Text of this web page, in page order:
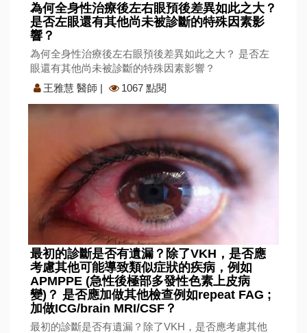
為何全身性治療後左右眼預後差異如此之大？
是否左眼還有其他尚未被診斷的特殊因素影
響？
為何全身性治療後左右眼預後差異如此之大？ 是否左
眼還有其他尚未被診斷的特殊因素影響？
王雅慧 醫師 | 1067 點閱
最初的診斷是否有遺漏？除了VKH，是否應
考慮其他可能導致類似症狀的疾病，例如
APMPPE (急性後極部多發性色素上皮病
變)？ 是否應加做其他檢查例如repeat FAG ;
加做ICG/brain MRI/CSF？
最初的診斷是否有遺漏？除了VKH，是否應考慮其他